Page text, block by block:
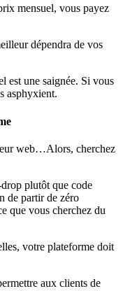
mensuel, vous payez
dépendra de vos
est une saignée. Si vous
asphyxient.
web…Alors, cherchez
plutôt que code
de partir de zéro
que vous cherchez du
votre plateforme doit
aux clients de